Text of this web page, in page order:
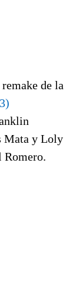
remake de la
Mata y Loly
Romero.